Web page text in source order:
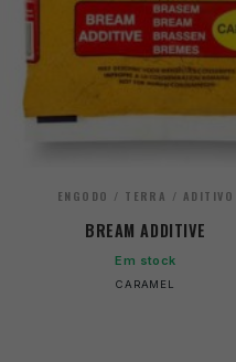
ENGODO / TERRA / ADITIVO
BREAM ADDITIVE
Em stock
CARAMEL